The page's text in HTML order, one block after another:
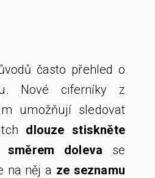
často přehled o
Nové ciferníky z
umožňují sledovat
dlouze stiskněte
směrem doleva se
na něj a ze seznamu